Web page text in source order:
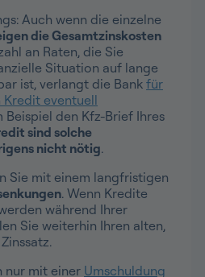
Auch wenn die einzelne
die Gesamtzinskosten
an Raten, die Sie
Situation auf lange
ist, verlangt die Bank für
Kredit eventuell
Beispiel den Kfz-Brief Ihres
sind solche
nicht nötig.
Sie mit einem langfristigen
. Wenn Kredite
während Ihrer
Sie weiterhin Ihren alten,
nur mit einer Umschuldung